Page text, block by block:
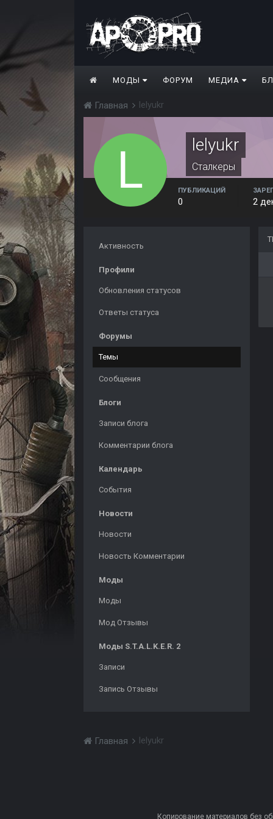
МОДЫ ФОРУМ МЕДИА
Главная lelyukr
lelyukr
Сталкеры
ПУБЛИКАЦИЙ
0 2
Активность
Профили
Обновления статусов
Ответы статуса
Форумы
Темы
Сообщения
Блоги
Записи блога
Комментарии блога
Календарь
События
Новости
Новости
Новость Комментарии
Моды
Моды
Мод Отзывы
Моды S.T.A.L.K.E.R. 2
Записи
Запись Отзывы
Главная lelyukr
Копирование материалов без